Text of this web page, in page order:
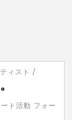
ィスト
ト活動 フォー